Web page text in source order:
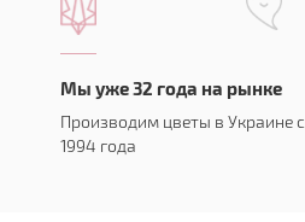
Мы уже 32 года на рынке
Производим цветы в Украине с
1994 года